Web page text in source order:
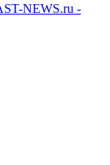
NEWS.ru -